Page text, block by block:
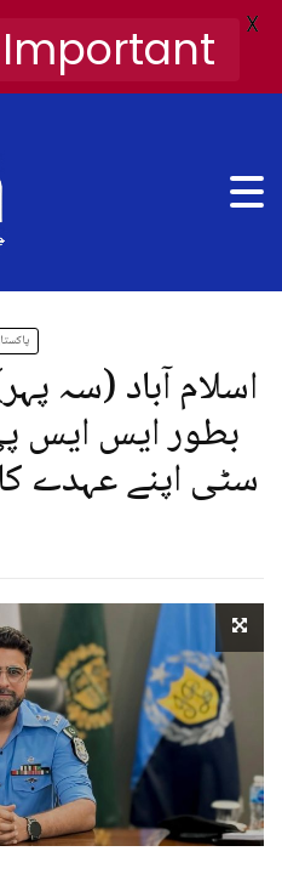
اسلام آباد (سہ
بطور ایس ایس
سٹی اپنے عہدے
X